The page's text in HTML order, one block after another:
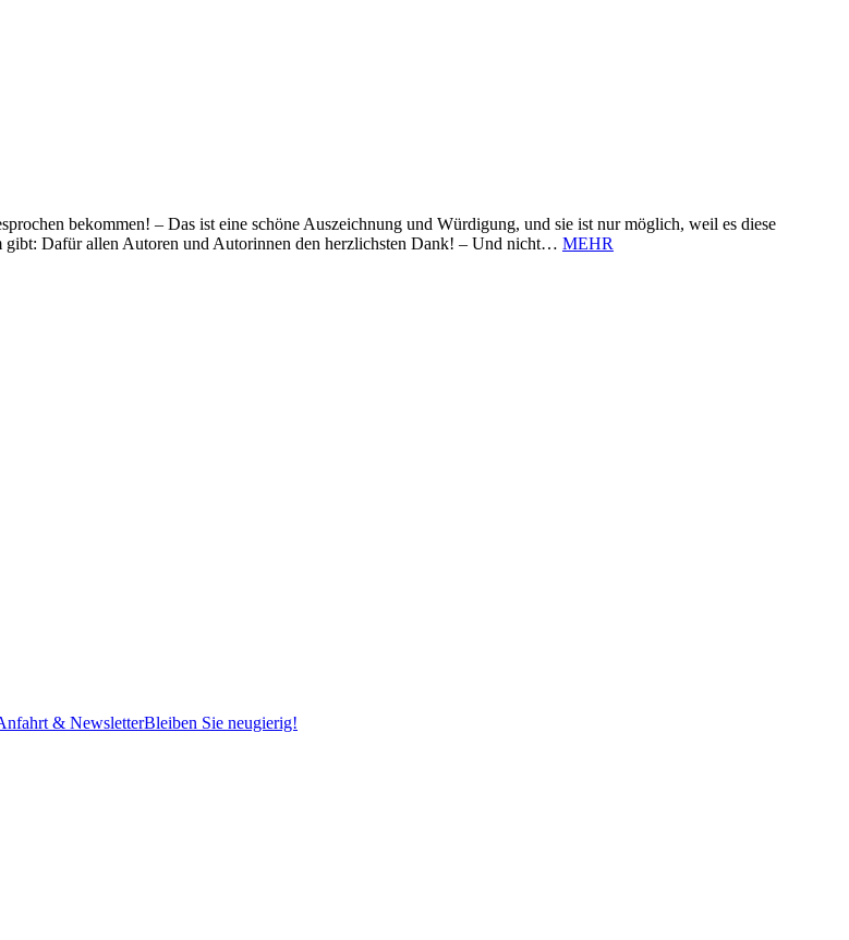
bekommen! – Das ist eine schöne Auszeichnung und Würdigung, und sie ist nur möglich, weil es diese
Dafür allen Autoren und Autorinnen den herzlichsten Dank! – Und nicht… MEHR
& NewsletterBleiben Sie neugierig!